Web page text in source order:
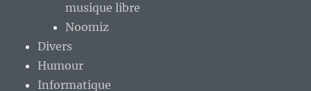
musique libre
Noomiz
Divers
Humour
Informatique